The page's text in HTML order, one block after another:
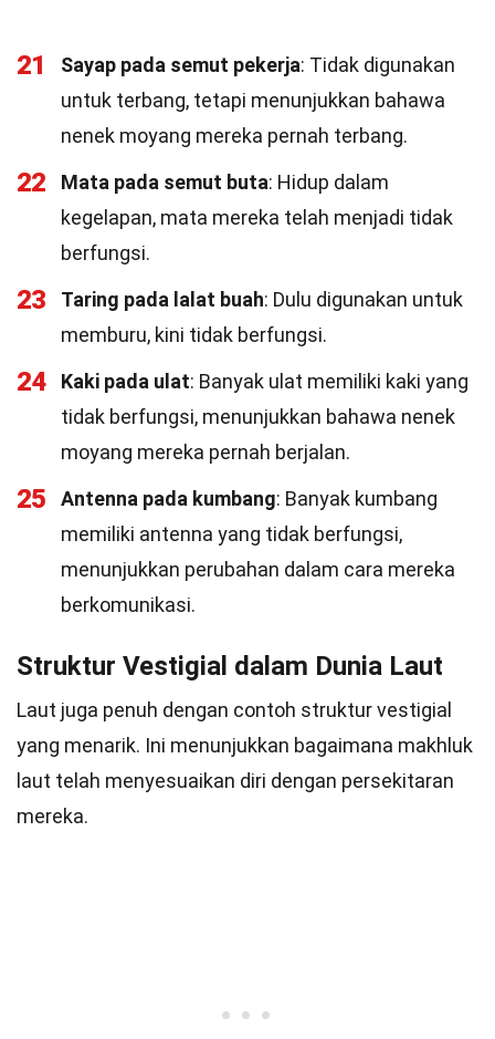
21 Sayap pada semut pekerja: Tidak digunakan
untuk terbang, tetapi menunjukkan bahawa
nenek moyang mereka pernah terbang.
22 Mata pada semut buta: Hidup dalam
kegelapan, mata mereka telah menjadi tidak
berfungsi.
23 Taring pada lalat buah: Dulu digunakan untuk
memburu, kini tidak berfungsi.
24 Kaki pada ulat: Banyak ulat memiliki kaki yang
tidak berfungsi, menunjukkan bahawa nenek
moyang mereka pernah berjalan.
25 Antenna pada kumbang: Banyak kumbang
memiliki antenna yang tidak berfungsi,
menunjukkan perubahan dalam cara mereka
berkomunikasi.
Struktur Vestigial dalam Dunia Laut
Laut juga penuh dengan contoh struktur vestigial
yang menarik. Ini menunjukkan bagaimana makhluk
laut telah menyesuaikan diri dengan persekitaran
mereka.